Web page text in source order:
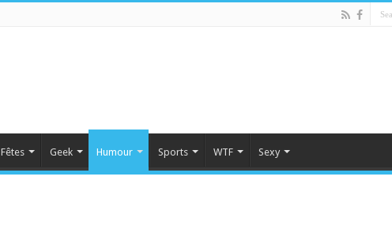
Fêtes Geek Humour Sports WTF Sexy